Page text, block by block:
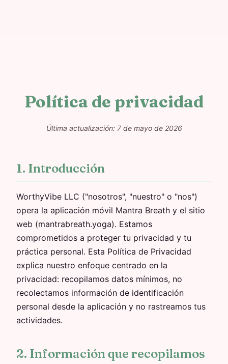
Política de privacidad
Última actualización: 7 de mayo de 2026
1. Introducción
WorthyVibe LLC ("nosotros", "nuestro" o "nos")
opera la aplicación móvil Mantra Breath y el sitio
web (mantrabreath.yoga). Estamos
comprometidos a proteger tu privacidad y tu
práctica personal. Esta Política de Privacidad
explica nuestro enfoque centrado en la
privacidad: recopilamos datos mínimos, no
recolectamos información de identificación
personal desde la aplicación y no rastreamos tus
actividades.
2. Información que recopilamos